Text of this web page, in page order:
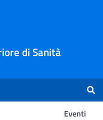
di Sanità
Eventi